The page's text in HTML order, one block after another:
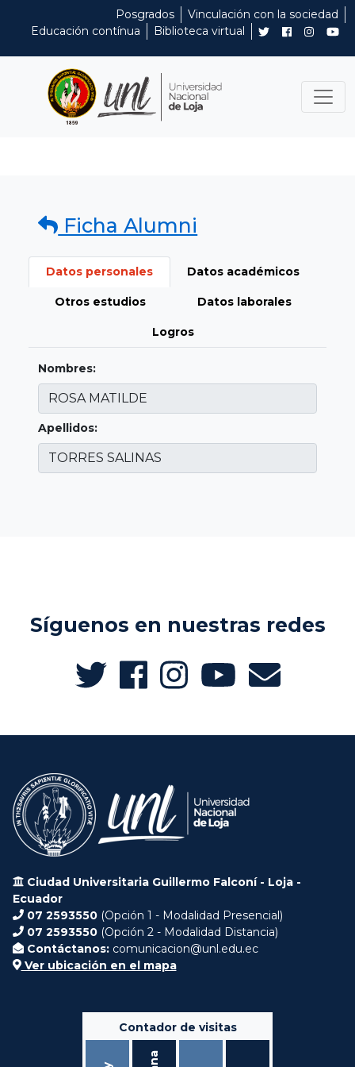
Posgrados
Vinculación con la sociedad
Educación contínua
Biblioteca virtual
Ficha Alumni
Datos personales Datos académicos
Otros estudios Datos laborales
Logros
Nombres:
Apellidos:
Síguenos en nuestras redes
Ciudad Universitaria Guillermo Falconí - Loja -
Ecuador
07 2593550 (Opción 1 - Modalidad Presencial)
07 2593550 (Opción 2 - Modalidad Distancia)
Contáctanos: comunicacion@unl.edu.ec
Ver ubicación en el mapa
Contador de visitas